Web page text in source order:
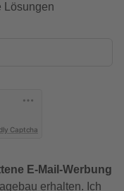
Lösungen
Captcha
E-Mail-Werbung
erhalten. Ich